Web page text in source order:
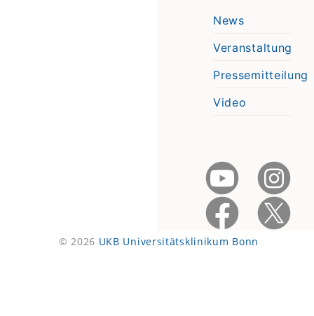
News
Veranstaltung
Pressemitteilung
Video
© 2026 UKB Universitätsklinikum Bonn